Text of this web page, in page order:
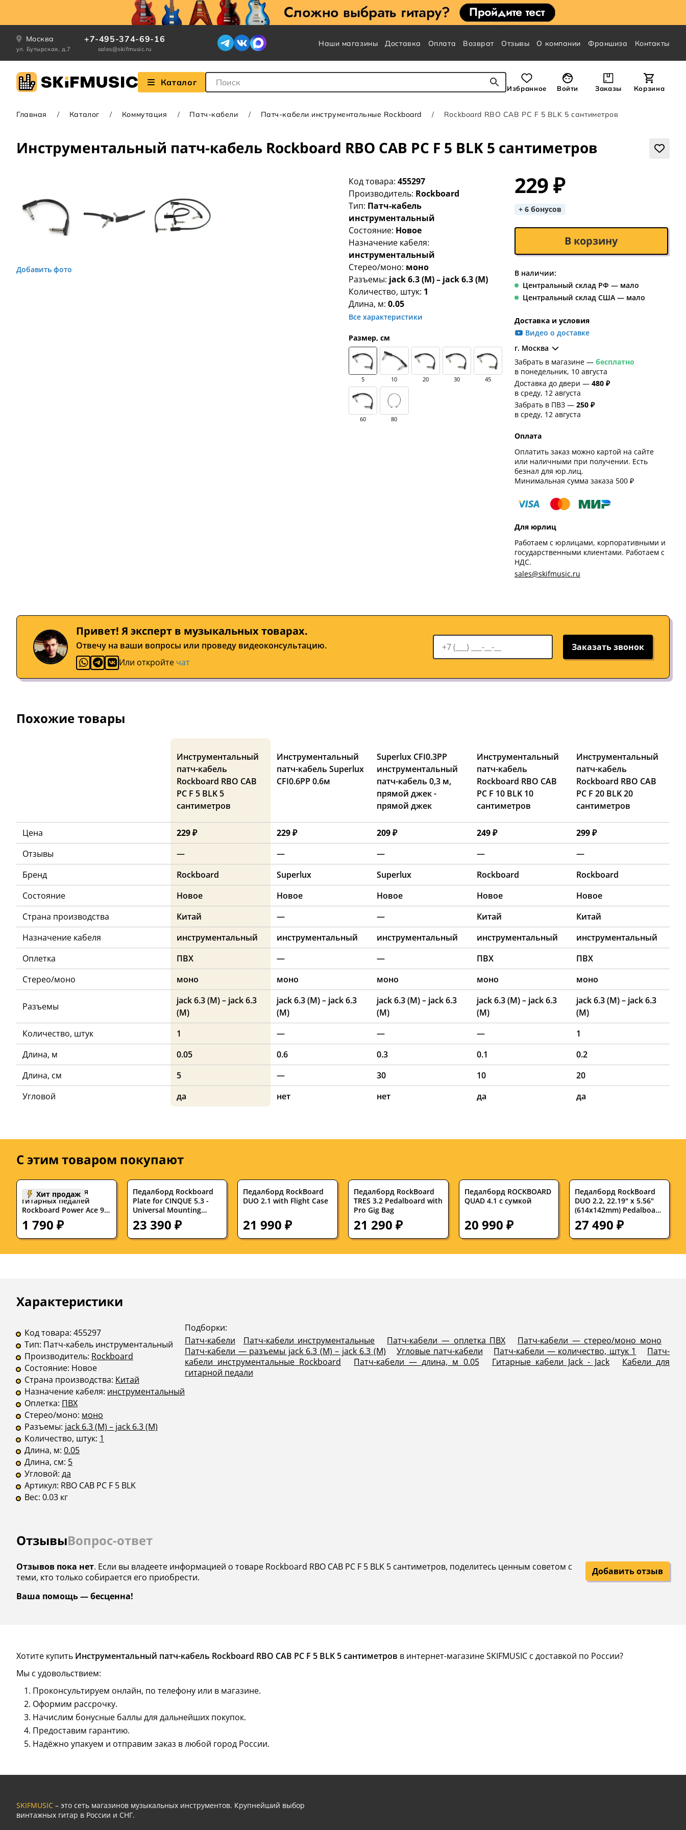
Москва
ул. Бутырская, д.7
+7-495-374-69-16
sales@skifmusic.ru
Наши магазины Доставка Оплата Возврат Отзывы О компании Франшиза Контакты
Каталог Поле для Поиска
Избранное Войти Заказы Корзина
Главная Каталог Коммутация Патч-кабели Патч-кабели инструментальные Rockboard Rockboard RBO CAB PC F 5 BLK 5 сантиметров
Инструментальный патч-кабель Rockboard RBO CAB PC F 5 BLK 5 сантиметров
Добавить фото
Код товара:455297
Производитель: Rockboard
Тип: Патч-кабель
инструментальный
Состояние: Новое
Назначение кабеля:
инструментальный
Стерео/моно: моно
Разъемы: jack 6.3 (M) – jack 6.3 (M)
Количество, штук: 1
Длина, м:0.05
Все характеристики
Размер, см
5 10 20 30 45
60 80
229 ₽
+ 6 бонусов
В корзину
В наличии:
Центральный склад РФ — мало
Центральный склад США — мало
Доставка и условия
Видео о доставке
г. Москва
Забрать в магазине — бесплатно
в понедельник, 10 августа
Доставка до двери — 480 ₽
в среду, 12 августа
Забрать в ПВЗ — 250 ₽
в среду, 12 августа
Оплата
Оплатить заказ можно картой на сайте
или наличными при получении. Есть
безнал для юр.лиц.
Минимальная сумма заказа 500 ₽
Для юрлиц
Работаем с юрлицами, корпоративными и
государственными клиентами. Работаем с
НДС.
sales@skifmusic.ru
Привет! Я эксперт в музыкальных товарах.
Отвечу на ваши вопросы или проведу видеоконсультацию.
Или откройте чат
Заказать звонок
Похожие товары
Инструментальный
патч-кабель
Rockboard RBO CAB
PC F 5 BLK 5
сантиметров
Инструментальный
патч-кабель Superlux
CFI0.6PP 0.6м
Superlux CFI0.3PP
инструментальный
патч-кабель 0,3 м,
прямой джек -
прямой джек
Инструментальный
патч-кабель
Rockboard RBO CAB
PC F 10 BLK 10
сантиметров
Инструментальный
патч-кабель
Rockboard RBO CAB
PC F 20 BLK 20
сантиметров
Цена 229 ₽ 229 ₽ 209 ₽ 249 ₽
299 ₽
Отзывы
— — — —
—
Бренд
Rockboard Superlux Superlux Rockboard
Rockboard
Состояние
Новое Новое Новое Новое
Новое
Страна производства
Китай — — Китай
Китай
Назначение кабеля
инструментальный инструментальный инструментальный инструментальный
инструментальный
Оплетка
ПВХ — — ПВХ
ПВХ
Стерео/моно
моно моно моно моно моно
Разъемы
jack 6.3 (M) – jack 6.3
(M)
jack 6.3 (M) – jack 6.3
(M)
jack 6.3 (M) – jack 6.3
(M)
jack 6.3 (M) – jack 6.3
(M)
jack 6.3 (M) – jack 6.3
(M)
Количество, штук
1 — — —
1
Длина, м
0.05 0.6 0.3 0.1
0.2
Длина, см
5 — 30 10
20
Угловой
да нет нет да да
С этим товаром покупают
Хит продаж
Блок питания для
гитарных педалей
Rockboard Power Ace 9V
DC 1.7A
1 790 ₽
Педалборд Rockboard
Plate for CINQUE 5.3 -
Universal Mounting
Solution
23 390 ₽
Педалборд RockBoard
DUO 2.1 with Flight Case
21 990 ₽
Педалборд RockBoard
TRES 3.2 Pedalboard with
Pro Gig Bag
21 290 ₽
Педалборд ROCKBOARD
QUAD 4.1 с сумкой
20 990 ₽
Педалборд RockBoard
DUO 2.2, 22.19" x 5.56"
(614x142mm) Pedalboard
with ATA Flight Case
27 490 ₽
Описание
Характеристики
Инструкции
Код товара: 455297
Тип: Патч-кабель инструментальный
Производитель: Rockboard
Состояние: Новое
Страна производства: Китай
Назначение кабеля: инструментальный
Оплетка: ПВХ
Стерео/моно: моно
Разъемы: jack 6.3 (M) – jack 6.3 (M)
Количество, штук: 1
Длина, м: 0.05
Длина, см: 5
Угловой: да
Артикул: RBO CAB PC F 5 BLK
Вес: 0.03 кг
Подборки:
Патч-кабели
Патч-кабели инструментальные Патч-кабели — оплетка ПВХ
Патч-кабели — стерео/моно моно
Патч-кабели — разъемы jack 6.3 (M) – jack 6.3 (M)
Угловые патч-кабели Патч-кабели — количество, штук 1
Патч-
кабели инструментальные Rockboard
Патч-кабели — длина, м 0.05 Гитарные кабели Jack - Jack
Кабели для
гитарной педали
ОтзывыВопрос-ответ
Отзывов пока нет. Если вы владеете информацией о товаре Rockboard RBO CAB PC F 5 BLK 5 сантиметров, поделитесь ценным советом с
теми, кто только собирается его приобрести.
Ваша помощь — бесценна!
Добавить отзыв
Хотите купить Инструментальный патч-кабель Rockboard RBO CAB PC F 5 BLK 5 сантиметров в интернет-магазине SKIFMUSIC с доставкой по России?
Мы с удовольствием:
Проконсультируем онлайн, по телефону или в магазине.
Оформим рассрочку.
Начислим бонусные баллы для дальнейших покупок.
Предоставим гарантию.
Надёжно упакуем и отправим заказ в любой город России.
SKIFMUSIC – это сеть магазинов музыкальных инструментов. Крупнейший выбор
винтажных гитар в России и СНГ.